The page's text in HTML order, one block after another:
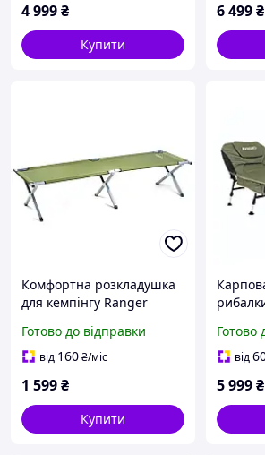
4 999₴
Купити
6 499₴
Комфортна розкладушка
для кемпінгу Ranger
міцним сталевим
каркасом та
навантаженням 120 кг
Готово до відправки
від 160₴/міс
1 599₴
Купити
Готово
від
5 999₴